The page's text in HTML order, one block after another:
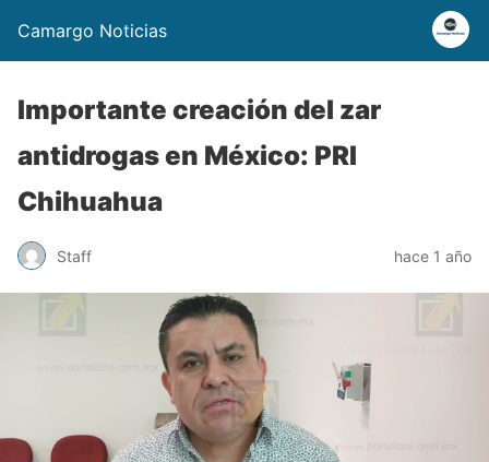
Camargo Noticias
Importante creación del zar
antidrogas en México: PRI
Chihuahua
Staff hace 1 año